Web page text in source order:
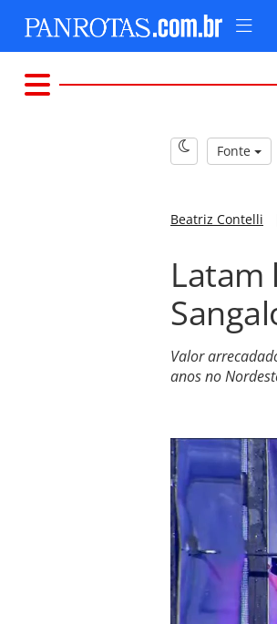
Fonte
Beatriz Contelli
Latam
Valor
anos no